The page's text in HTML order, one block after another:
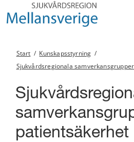
Start / Kunskapsstyrning /
Sjukvårdsregionala samverkansgrupper
patientsäkerhet